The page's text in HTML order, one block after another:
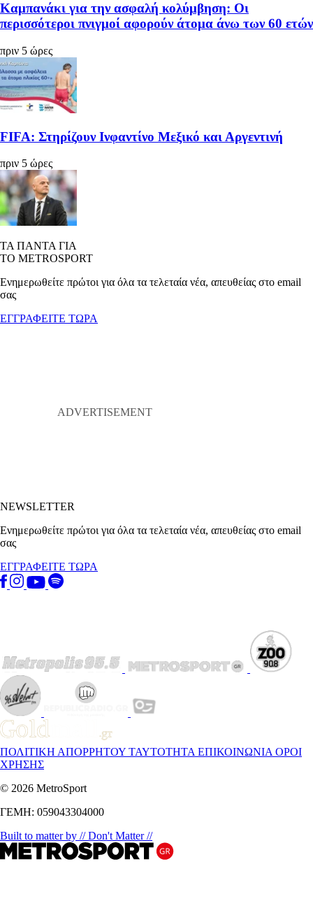
Καμπανάκι για την ασφαλή κολύμβηση: Οι
περισσότεροι πνιγμοί αφορούν άτομα άνω των 60 ετών
πριν 5 ώρες
FIFA: Στηρίζουν Ινφαντίνο Μεξικό και Αργεντινή
πριν 5 ώρες
ΤΑ ΠΑΝΤΑ ΓΙΑ
ΤΟ METROSPORT
Ενημερωθείτε πρώτοι για όλα τα τελεταία νέα, απευθείας στο email
σας
ΕΓΓΡΑΦΕΙΤΕ ΤΩΡΑ
NEWSLETTER
Ενημερωθείτε πρώτοι για όλα τα τελεταία νέα, απευθείας στο email
σας
ΕΓΓΡΑΦΕΙΤΕ ΤΩΡΑ
ΠΟΛΙΤΙΚΗ ΑΠΟΡΡΗΤΟΥ ΤΑΥΤΟΤΗΤΑΕΠΙΚΟΙΝΩΝΙΑΟΡΟΙ
ΧΡΗΣΗΣ
© 2026 MetroSport
ΓΕΜΗ: 059043304000
Built to matter by // Don't Matter //